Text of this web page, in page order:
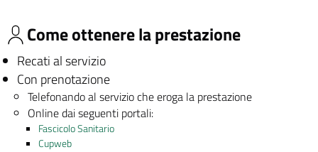
Come ottenere la prestazione
Recati al servizio
Con prenotazione
Telefonando al servizio che eroga la prestazione
Online dai seguenti portali:
Fascicolo Sanitario
Cupweb